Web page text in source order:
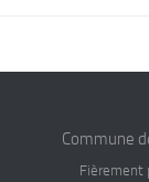
Commune
Fièrement